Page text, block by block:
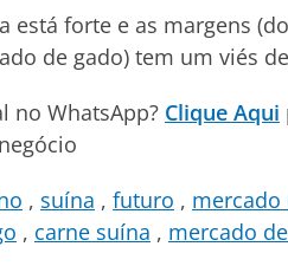
está forte e as margens
de gado) tem um viés
no WhatsApp? Clique Aqui
suína futuro mercado
carne suína mercado